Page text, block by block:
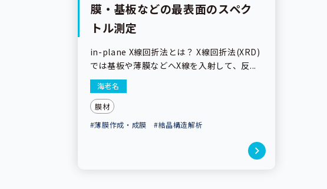
膜・基板などの最表面のスペク
トル測定
in-plane X線回折法とは？ X線回折法(XRD)
では基板や薄膜などへX線を入射して、反...
海老名
膜材
#薄膜作成・成膜
#結晶構造解析